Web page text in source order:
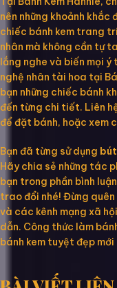
nên những khoảnh khắc
chiếc bánh kem trang
nhân mà không cần tự
lắng nghe và biến mọi
nghệ nhân tài hoa tại
bạn những chiếc bánh
đến từng chi tiết. Liên
để đặt bánh, hoặc xem
Bạn đã từng sử dụng
Hãy chia sẻ những tác
bạn trong phần bình
trao đổi nhé! Đừng
và các kênh mạng xã
dẫn. Công thức làm
bánh kem tuyệt đẹp